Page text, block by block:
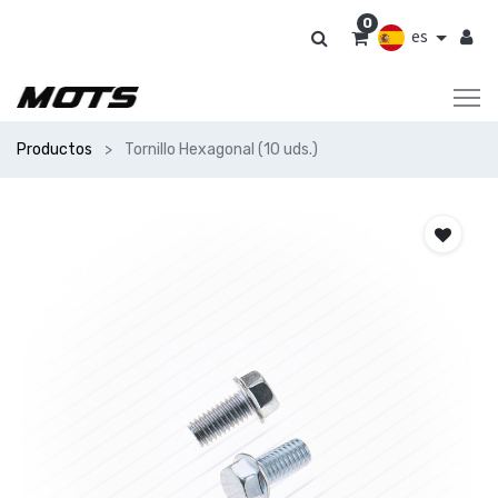
es
0
Productos Tornillo Hexagonal (10 uds.)